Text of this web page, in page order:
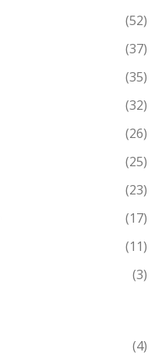
(52)
(37)
(35)
(32)
(26)
(25)
(23)
(17)
(11)
(3)
(4)